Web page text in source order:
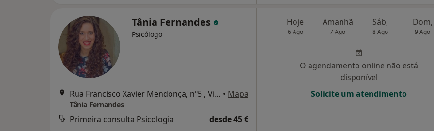
Tânia Fernandes
Psicólogo
Rua Francisco Xavier Mendonça, nº5 , Vila Real • Mapa
Tânia Fernandes
Primeira consulta Psicologia desde 45 €
Hoje
6 Ago
Amanhã
7 Ago
Sáb,
8 Ago
Dom,
9 Ago
O agendamento online não está
disponível
Solicite um atendimento